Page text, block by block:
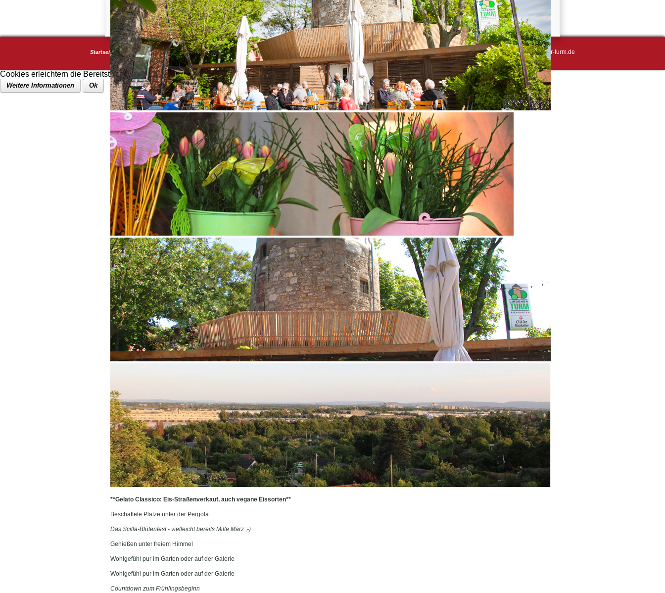
**Gelato Classico: Eis-Straßenverkauf, auch vegane Eissorten**
Beschattete Plätze unter der Pergola
Das Scilla-Blütenfest - vielleicht bereits Mitte März ;-)
Genießen unter freiem Himmel
Wohlgefühl pur im Garten oder auf der Galerie
Wohlgefühl pur im Garten oder auf der Galerie
Countdown zum Frühlingsbeginn
Mehr erfahren...
© 2023 - Biergarten Lindener Turm | Telefon: 0511 - 76355251 | E-Mail: info@lindener-turm.de
Startseite Impressum Datenschutz Turmkarte Anmelden Speisen & Getränke
Cookies erleichtern die Bereitstellung unserer Dienste. Mit der Nutzung unserer Dienste erklären Sie sich damit einverstanden, dass wir Cookies verwenden.
Weitere Informationen Ok